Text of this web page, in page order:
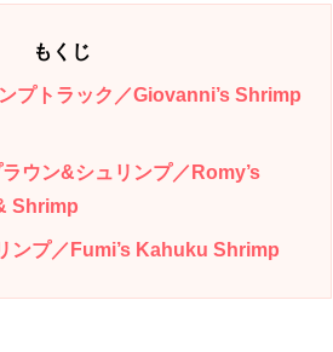
もくじ
プトラック／Giovanni’s Shrimp
ウン&シュリンプ／Romy’s
Shrimp
ンプ／Fumi’s Kahuku Shrimp